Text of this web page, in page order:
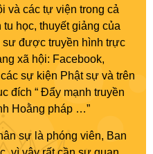
và các tự viện trong cả
học, thuyết giảng của
được truyền hình trực
xã hội: Facebook,
sự kiện Phật sự và trên
đích “ Đẩy mạnh truyền
Hoằng pháp …”
sự là phóng viên, Ban